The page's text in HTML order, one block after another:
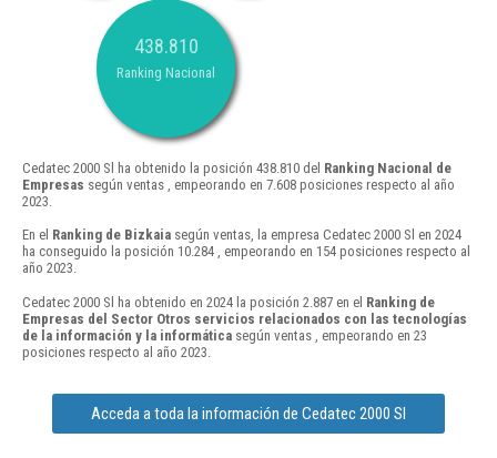
438.810
Ranking Nacional
Cedatec 2000 Sl ha obtenido la posición 438.810 del Ranking Nacional de
Empresas según ventas , empeorando en 7.608 posiciones respecto al año
2023.
En el Ranking de Bizkaia según ventas, la empresa Cedatec 2000 Sl en 2024
ha conseguido la posición 10.284 , empeorando en 154 posiciones respecto al
año 2023.
Cedatec 2000 Sl ha obtenido en 2024 la posición 2.887 en el Ranking de
Empresas del Sector Otros servicios relacionados con las tecnologías
de la información y la informática según ventas , empeorando en 23
posiciones respecto al año 2023.
Acceda a toda la información de Cedatec 2000 Sl